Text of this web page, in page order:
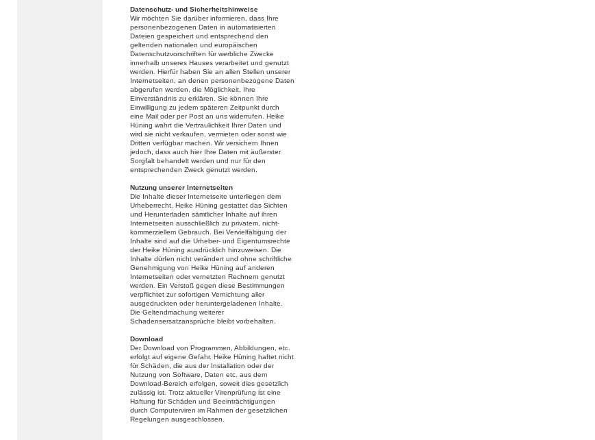
Datenschutz- und Sicherheitshinweise
Wir möchten Sie darüber informieren, dass Ihre
personenbezogenen Daten in automatisierten
Dateien gespeichert und entsprechend den
geltenden nationalen und europäischen
Datenschutzvorschriften für werbliche Zwecke
innerhalb unseres Hauses verarbeitet und genutzt
werden. Hierfür haben Sie an allen Stellen unserer
Internetseiten, an denen personenbezogene Daten
abgerufen werden, die Möglichkeit, Ihre
Einverständnis zu erklären. Sie können Ihre
Einwilligung zu jedem späteren Zeitpunkt durch
eine Mail oder per Post an uns widerrufen. Heike
Hüning wahrt die Vertraulichkeit Ihrer Daten und
wird sie nicht verkaufen, vermieten oder sonst wie
Dritten verfügbar machen. Wir versichern Ihnen
jedoch, dass auch hier Ihre Daten mit äußerster
Sorgfalt behandelt werden und nur für den
entsprechenden Zweck genutzt werden.
Nutzung unserer Internetseiten
Die Inhalte dieser Internetseite unterliegen dem
Urheberrecht. Heike Hüning gestattet das Sichten
und Herunterladen sämtlicher Inhalte auf ihren
Internetseiten ausschließlich zu privatem, nicht-
kommerziellem Gebrauch. Bei Vervielfältigung der
Inhalte sind auf die Urheber- und Eigentumsrechte
der Heike Hüning ausdrücklich hinzuweisen. Die
Inhalte dürfen nicht verändert und ohne schriftliche
Genehmigung von Heike Hüning auf anderen
Internetseiten oder vernetzten Rechnern genutzt
werden. Ein Verstoß gegen diese Bestimmungen
verpflichtet zur sofortigen Vernichtung aller
ausgedruckten oder heruntergeladenen Inhalte.
Die Geltendmachung weiterer
Schadensersatzansprüche bleibt vorbehalten.
Download
Der Download von Programmen, Abbildungen, etc.
erfolgt auf eigene Gefahr. Heike Hüning haftet nicht
für Schäden, die aus der Installation oder der
Nutzung von Software, Daten etc. aus dem
Download-Bereich erfolgen, soweit dies gesetzlich
zulässig ist. Trotz aktueller Virenprüfung ist eine
Haftung für Schäden und Beeinträchtigungen
durch Computerviren im Rahmen der gesetzlichen
Regelungen ausgeschlossen.